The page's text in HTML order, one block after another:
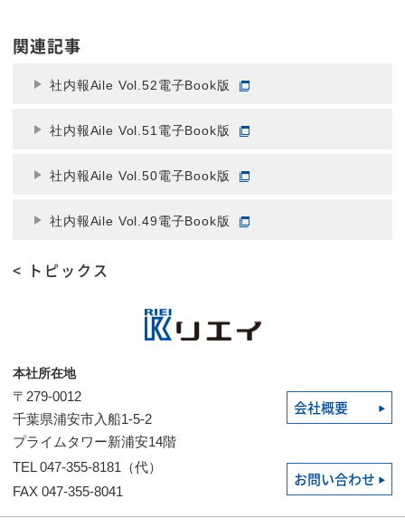
関連記事
社内報Aile Vol.52電子Book版
社内報Aile Vol.51電子Book版
社内報Aile Vol.50電子Book版
社内報Aile Vol.49電子Book版
< トピックス
本社所在地
〒279-0012
千葉県浦安市入船1-5-2
プライムタワー新浦安14階
会社概要
TEL 047-355-8181（代）
FAX 047-355-8041
お問い合わせ